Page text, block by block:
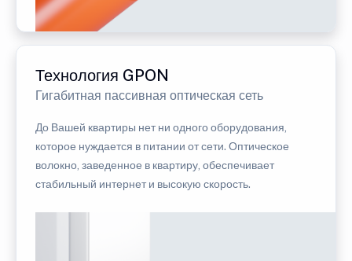
Технология GPON
Гигабитная пассивная оптическая сеть
До Вашей квартиры нет ни одного оборудования,
которое нуждается в питании от сети. Оптическое
волокно, заведенное в квартиру, обеспечивает
стабильный интернет и высокую скорость.